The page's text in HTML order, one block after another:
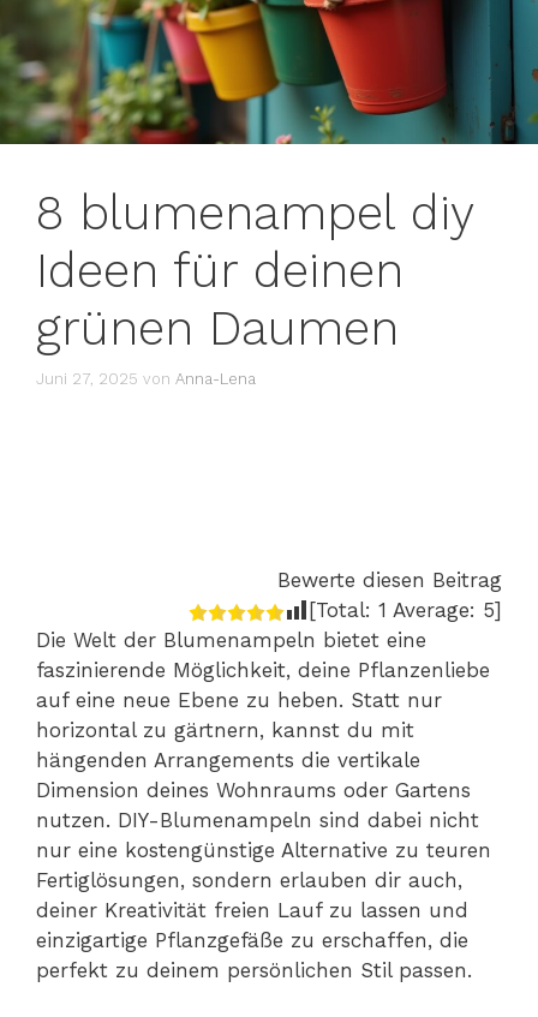
8 blumenampel diy
Ideen für deinen
grünen Daumen
Juni 27, 2025 von Anna-Lena
Bewerte diesen Beitrag
[Total: 1 Average: 5]
Die Welt der Blumenampeln bietet eine
faszinierende Möglichkeit, deine Pflanzenliebe
auf eine neue Ebene zu heben. Statt nur
horizontal zu gärtnern, kannst du mit
hängenden Arrangements die vertikale
Dimension deines Wohnraums oder Gartens
nutzen. DIY-Blumenampeln sind dabei nicht
nur eine kostengünstige Alternative zu teuren
Fertiglösungen, sondern erlauben dir auch,
deiner Kreativität freien Lauf zu lassen und
einzigartige Pflanzgefäße zu erschaffen, die
perfekt zu deinem persönlichen Stil passen.